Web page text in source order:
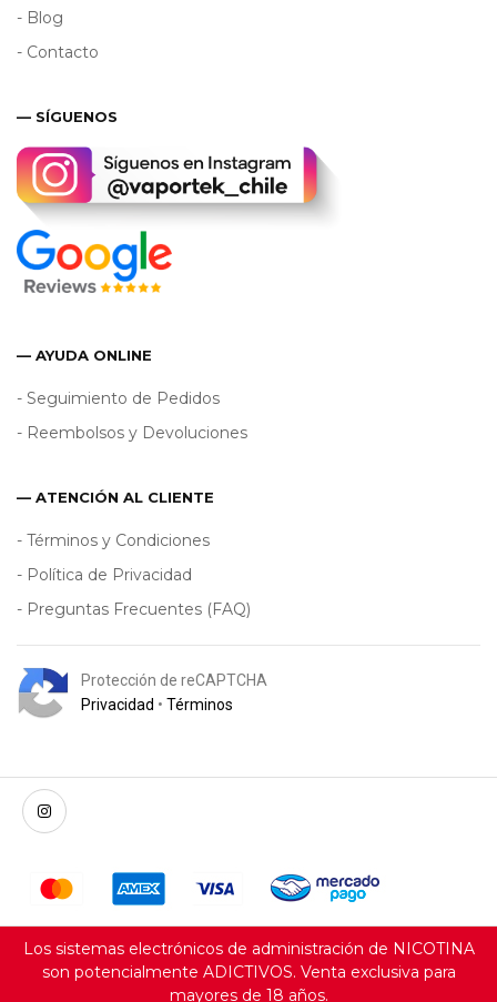
- Blog
- Contacto
— SÍGUENOS
— AYUDA ONLINE
- Seguimiento de Pedidos
- Reembolsos y Devoluciones
— ATENCIÓN AL CLIENTE
- Términos y Condiciones
- Política de Privacidad
- Preguntas Frecuentes (FAQ)
Protección de reCAPTCHA
Privacidad • Términos
Los sistemas electrónicos de administración de NICOTINA
son potencialmente ADICTIVOS. Venta exclusiva para
mayores de 18 años.